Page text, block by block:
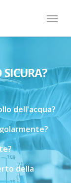
Menu
dell'acqua?
della